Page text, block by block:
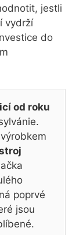
jestli
vydrží
do
od roku
poprvé
jsou